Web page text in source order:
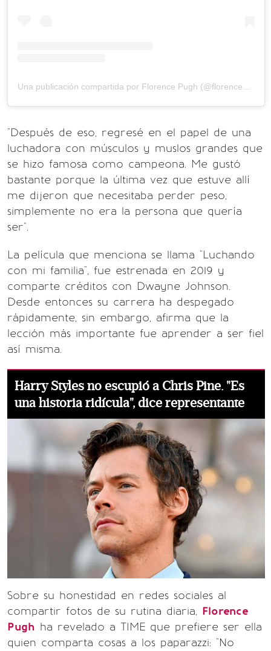
Una publicación compartida por Florence Pugh (@florencepugh)
"Después de eso, regresé en el papel de una
luchadora con músculos y muslos grandes que
se hizo famosa como campeona. Me gustó
bastante porque la última vez que estuve allí
me dijeron que necesitaba perder peso,
simplemente no era la persona que quería
ser".
La película que menciona se llama "Luchando
con mi familia", fue estrenada en 2019 y
comparte créditos con Dwayne Johnson.
Desde entonces su carrera ha despegado
rápidamente, sin embargo, afirma que la
lección más importante fue aprender a ser fiel
así misma.
Harry Styles no escupió a Chris Pine. "Es
una historia ridícula", dice representante
Sobre su honestidad en redes sociales al
compartir fotos de su rutina diaria, Florence
Pugh ha revelado a TIME que prefiere ser ella
quien comparta cosas a los paparazzi: "No